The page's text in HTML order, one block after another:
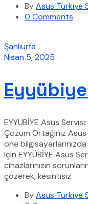
ByAsus Türkiye
0 Comments
Şanlıurfa
Nisan 5, 2025
EYYÜBİYE Asus
Çözüm Ortağınız
one
için EYYÜBİYE Asus
cihazlarınızın
çözerek, kesintisiz
ByAsus Türkiye